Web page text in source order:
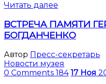
Читать далее
ВСТРЕЧА ПАМЯТИ
БОГДАНЧЕНКО
Автор Пресс-секретарь
Новости музея
0 Comments 184 17 Ноя